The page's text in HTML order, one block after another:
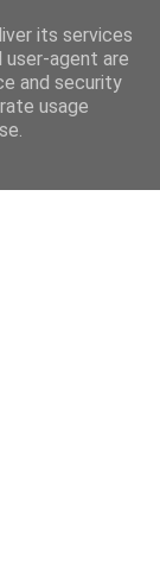
its services
user-agent are
and security
usage